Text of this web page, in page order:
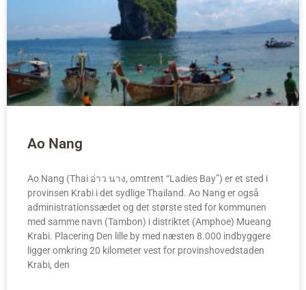
Ao Nang
Ao Nang (Thai อ่าว นาง, omtrent “Ladies Bay”) er et sted i
provinsen Krabi i det sydlige Thailand. Ao Nang er også
administrationssædet og det største sted for kommunen
med samme navn (Tambon) i distriktet (Amphoe) Mueang
Krabi. Placering Den lille by med næsten 8.000 indbyggere
ligger omkring 20 kilometer vest for provinshovedstaden
Krabi, den